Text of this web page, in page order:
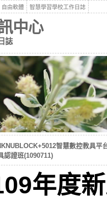
自由軟體 智慧學習學校工作日誌
中心
誌
智慧數控教具平
認證班(1090711)
年度